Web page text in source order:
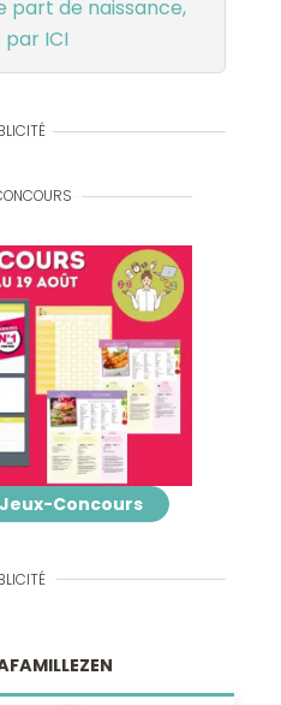
part de naissance,
ICI
Concours